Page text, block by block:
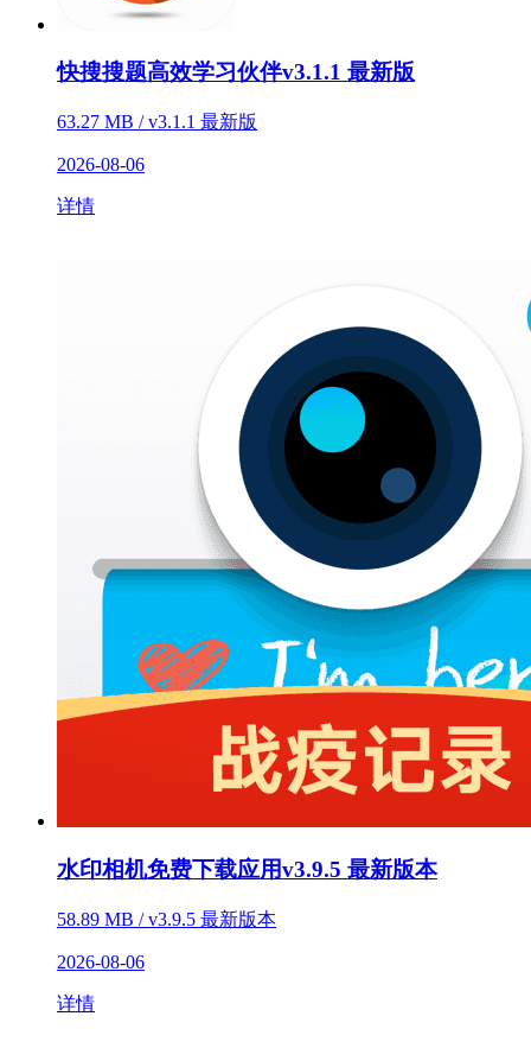
快搜搜题高效学习伙伴v3.1.1 最新版
63.27 MB / v3.1.1 最新版
2026-08-06
详情
水印相机免费下载应用v3.9.5 最新版本
58.89 MB / v3.9.5 最新版本
2026-08-06
详情